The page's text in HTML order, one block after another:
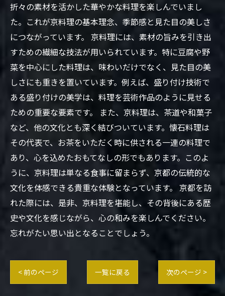
折々の素材を活かした華やかな料理を楽しんでいまし
た。これが京料理の基本理念、季節感と見た目の美しさ
につながっています。 京料理には、素材の旨みを引き出
すための繊細な技法が用いられています。特に豆腐や野
菜を中心にした料理は、味わいだけでなく、見た目の美
しさにも重きを置いています。例えば、盛り付け技術で
ある盛り付けの美学は、料理を芸術作品のように見せる
ための重要な要素です。 また、京料理は、茶道や和菓子
など、他の文化とも深く結びついています。懐石料理は
その代表で、お茶をいただく時に供される一連の料理で
あり、心を込めたおもてなしの形でもあります。このよ
うに、京料理は単なる食事に留まらず、京都の伝統的な
文化を体感できる貴重な体験となっています。 京都を訪
れた際には、是非、京料理を堪能し、その背後にある歴
史や文化を感じながら、心の和みを楽しんでください。
忘れがたい思い出となることでしょう。
< 前のページ 一覧に戻る 次のページ >